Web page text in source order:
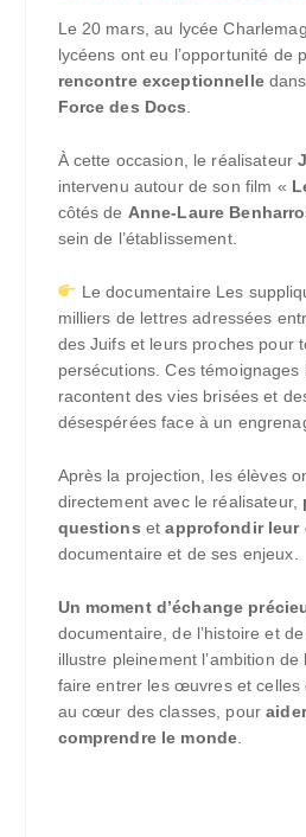
Le 20 mars, au lycée
lycéens ont eu l’opportunité de
rencontre exceptionnelle
Force des Docs
À cette occasion, le réalisateur
intervenu autour de son film «
côtés de Anne-Laure
sein de l’établissement.
Le documentaire Les
milliers de lettres adressées
des Juifs et leurs proches pour
persécutions. Ces témoignages
racontent des vies brisées et
désespérées face à un
Après la projection, les élèves
directement avec le réalisateur,
questions etapprofondir leur
documentaire et de ses enjeux.
Un moment d’échange
documentaire, de l’histoire et
illustre pleinement l’ambition de
faire entrer les œuvres et celles
au cœur des classes, pour
comprendre le monde